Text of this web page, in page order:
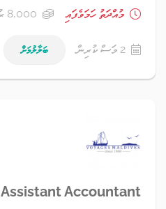
މުއްދަތު ހަމަވެފައި
8,000 ރުފިޔާ
2 މަސް ކުރިން ބަލާލުމަށް
Assistant Accountant